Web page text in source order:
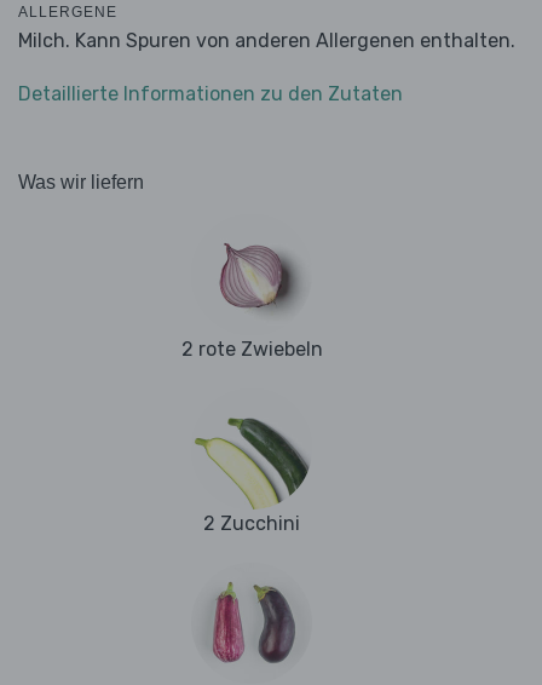
ALLERGENE
Milch. Kann Spuren von anderen Allergenen enthalten.
Detaillierte Informationen zu den Zutaten
Was wir liefern
2 rote Zwiebeln
2 Zucchini